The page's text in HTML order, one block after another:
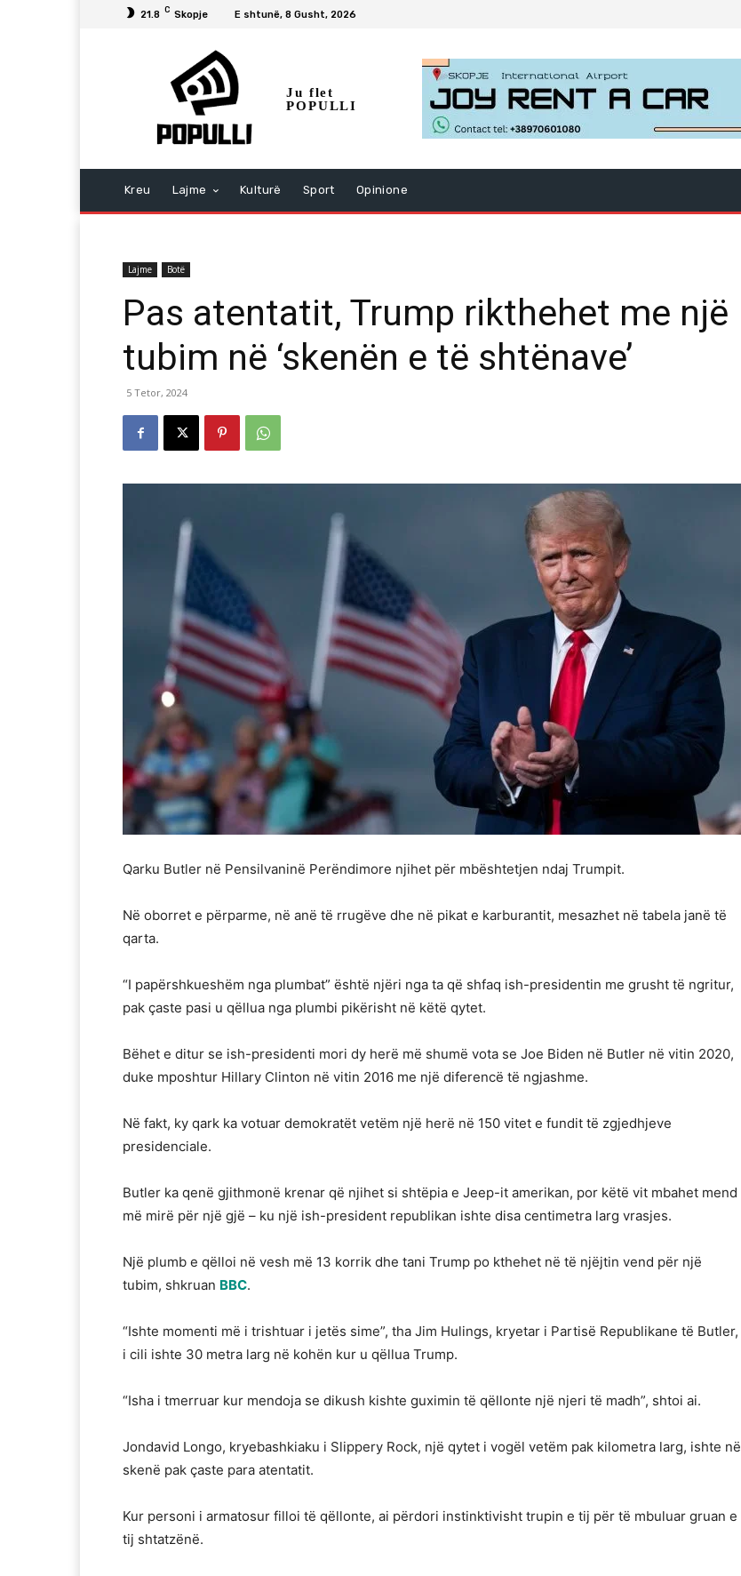
21.8 C Skopje E shtunë, 8 Gusht, 2026
Ju flet
POPULLI
Kreu Lajme Kulturë Sport Opinione
Lajme Botë
Pas atentatit, Trump rikthehet me një
tubim në ‘skenën e të shtënave’
5 Tetor, 2024
Qarku Butler në Pensilvaninë Perëndimore njihet për mbështetjen ndaj Trumpit.
Në oborret e përparme, në anë të rrugëve dhe në pikat e karburantit, mesazhet në tabela janë të
qarta.
“I papërshkueshëm nga plumbat” është njëri nga ta që shfaq ish-presidentin me grusht të ngritur,
pak çaste pasi u qëllua nga plumbi pikërisht në këtë qytet.
Bëhet e ditur se ish-presidenti mori dy herë më shumë vota se Joe Biden në Butler në vitin 2020,
duke mposhtur Hillary Clinton në vitin 2016 me një diferencë të ngjashme.
Në fakt, ky qark ka votuar demokratët vetëm një herë në 150 vitet e fundit të zgjedhjeve
presidenciale.
Butler ka qenë gjithmonë krenar që njihet si shtëpia e Jeep-it amerikan, por këtë vit mbahet mend
më mirë për një gjë – ku një ish-president republikan ishte disa centimetra larg vrasjes.
Një plumb e qëlloi në vesh më 13 korrik dhe tani Trump po kthehet në të njëjtin vend për një
tubim, shkruan BBC.
“Ishte momenti më i trishtuar i jetës sime”, tha Jim Hulings, kryetar i Partisë Republikane të Butler,
i cili ishte 30 metra larg në kohën kur u qëllua Trump.
“Isha i tmerruar kur mendoja se dikush kishte guximin të qëllonte një njeri të madh”, shtoi ai.
Jondavid Longo, kryebashkiaku i Slippery Rock, një qytet i vogël vetëm pak kilometra larg, ishte në
skenë pak çaste para atentatit.
Kur personi i armatosur filloi të qëllonte, ai përdori instinktivisht trupin e tij për të mbuluar gruan e
tij shtatzënë.